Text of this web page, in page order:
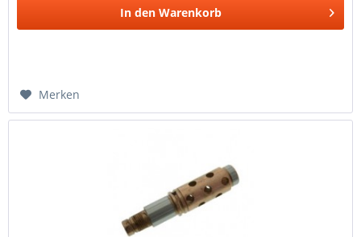
In den Warenkorb
Merken